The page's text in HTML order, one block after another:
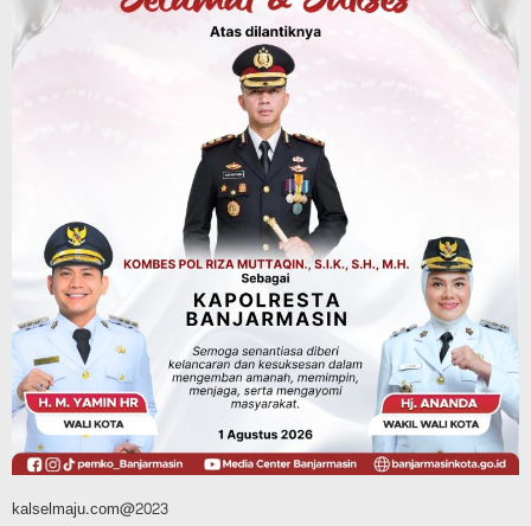
Polres Banjarbaru Selidiki Penyebab
Karhutla di Cempaka, Pemilik Lahan
Mulai Dimintai Keterangan
Jalan Lingkar Selatan Banjarbaru
Hubungkan Daerah Palam, Guntung
Manggis, hingga Batibati, Target Urai
Kemacetan dan Buka Kawasan Baru
Agustus 8, 2026
kalselmaju.com@2023